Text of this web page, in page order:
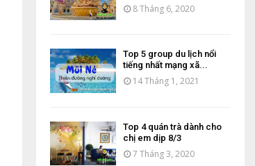
8 Tháng 6, 2020
Top 5 group du lịch nổi
tiếng nhất mạng xã...
14 Tháng 1, 2021
Top 4 quán trà dành cho
chị em dịp 8/3
7 Tháng 3, 2020